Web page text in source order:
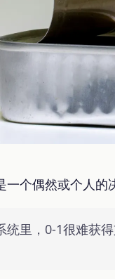
一个偶然或个人
里，0-1很难获